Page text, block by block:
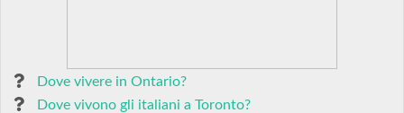
Dove vivere in Ontario?
Dove vivono gli italiani a Toronto?